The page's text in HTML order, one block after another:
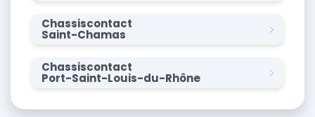
Chassiscontact
Saint-Chamas
Chassiscontact
Port-Saint-Louis-du-Rhône